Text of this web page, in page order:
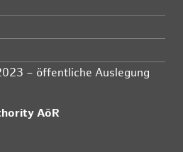
– öffentliche Auslegung
AöR